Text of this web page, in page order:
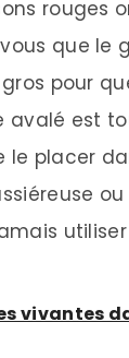
rouges
que le
pour
avalé est
le placer
vivantes